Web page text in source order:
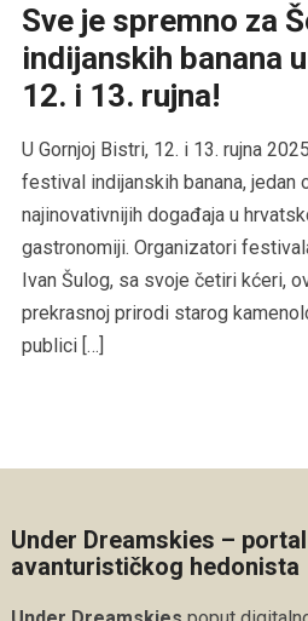
Sve je spremno za
indijanskih banana
12. i 13. rujna!
U Gornjoj Bistri, 12. i 13. rujna
festival indijanskih banana, jedan
najinovativnijih događaja u
gastronomiji. Organizatori
Ivan Šulog, sa svoje četiri kćeri,
prekrasnoj prirodi starog
publici […]
Under Dreamskies –
avanturističkog hedonista